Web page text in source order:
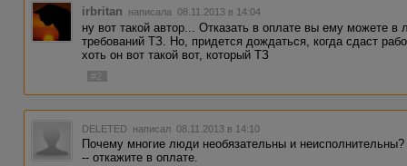
irbritan написала 08.11.2013 в 14:04
ну вот такой автор... Отказать в оплате вы ему можете в
требований ТЗ. Но, придется дождаться, когда сдаст
хоть он вот такой вот, который ТЗ
#2
DELETED написал 08.11.2013 в 14:10
Почему многие люди необязательны и
-- откажите в оплате.